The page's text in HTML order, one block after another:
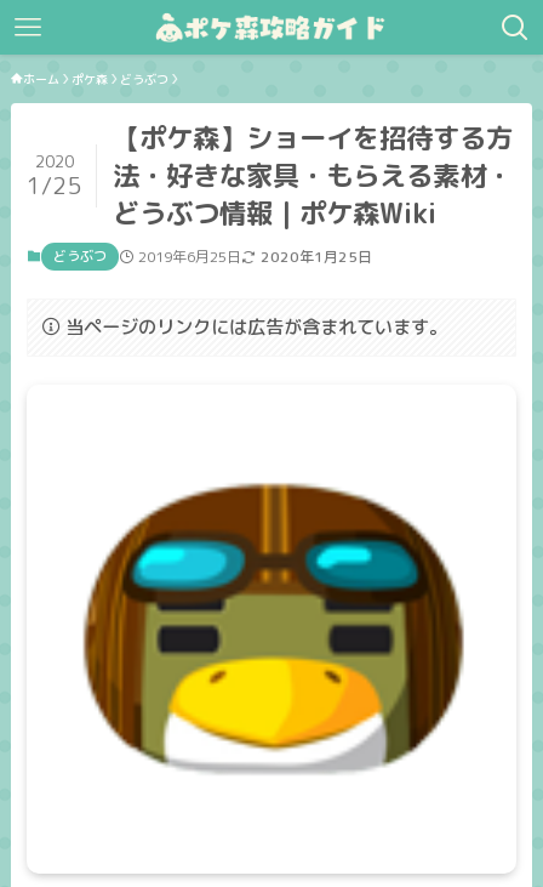
ホーム ポケ森 どうぶつ
【ポケ森】ショーイを招待する方
法・好きな家具・もらえる素材・
どうぶつ情報｜ポケ森Wiki
2020
1/25
どうぶつ 2019年6月25日 2020年1月25日
当ページのリンクには広告が含まれています。